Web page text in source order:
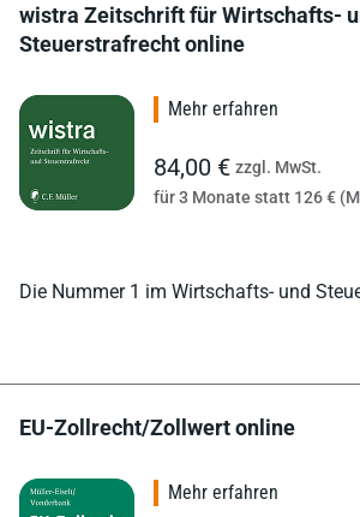
wistra Zeitschrift für Wirtschafts-
Steuerstrafrecht online
Die Nummer 1 im Wirtschafts- und
Mehr erfahren
84,00 € zzgl. MwSt.
für 3 Monate statt 126 €
EU-Zollrecht/Zollwert online
Mehr erfahren